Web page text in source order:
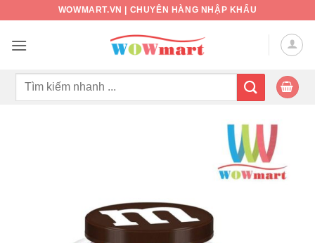
nội
WOWMART.VN | CHUYÊN HÀNG NHẬP KHẨU
Tìm